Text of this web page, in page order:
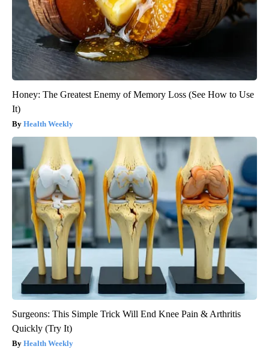
Honey: The Greatest Enemy of Memory Loss (See How to Use
It)
Health Weekly
Surgeons: This Simple Trick Will End Knee Pain & Arthritis
Quickly (Try It)
Health Weekly